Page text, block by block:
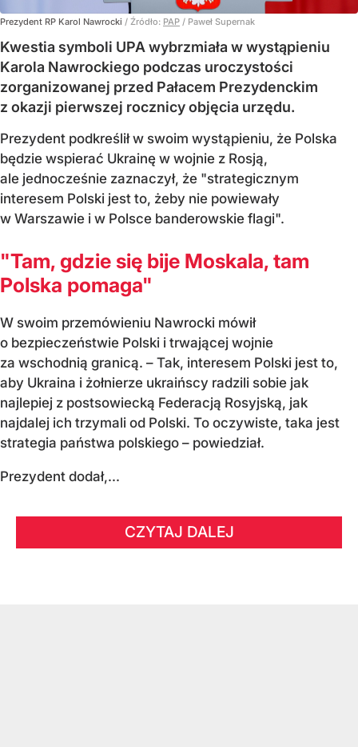
Prezydent RP Karol Nawrocki / Źródło: PAP / Paweł Supernak
Kwestia symboli UPA wybrzmiała w wystąpieniu
Karola Nawrockiego podczas uroczystości
zorganizowanej przed Pałacem Prezydenckim
z okazji pierwszej rocznicy objęcia urzędu.
Prezydent podkreślił w swoim wystąpieniu, że Polska
będzie wspierać Ukrainę w wojnie z Rosją,
ale jednocześnie zaznaczył, że "strategicznym
interesem Polski jest to, żeby nie powiewały
w Warszawie i w Polsce banderowskie flagi".
"Tam, gdzie się bije Moskala, tam
Polska pomaga"
W swoim przemówieniu Nawrocki mówił
o bezpieczeństwie Polski i trwającej wojnie
za wschodnią granicą. – Tak, interesem Polski jest to,
aby Ukraina i żołnierze ukraińscy radzili sobie jak
najlepiej z postsowiecką Federacją Rosyjską, jak
najdalej ich trzymali od Polski. To oczywiste, taka jest
strategia państwa polskiego – powiedział.
Prezydent dodał,...
CZYTAJ DALEJ